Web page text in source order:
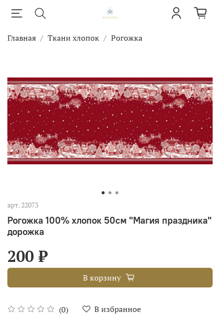
Главная Ткани хлопок Рогожка
арт. 22073
Рогожка 100% хлопок 50см "Магия праздника"
дорожка
(0) В избранное
200 ₽
В корзину